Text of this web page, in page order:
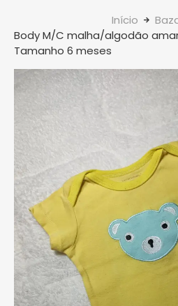
Início
Body M/C malha/algodão
Tamanho 6 meses